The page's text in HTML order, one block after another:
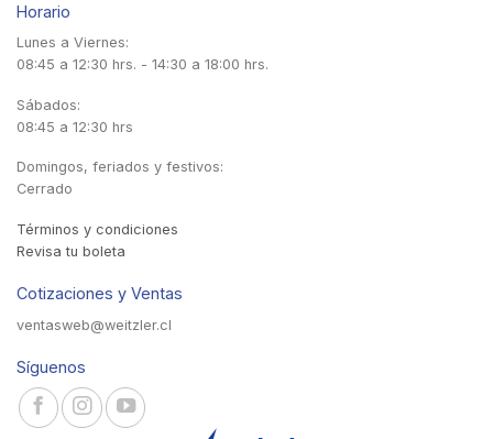
Horario
Lunes a Viernes:
08:45 a 12:30 hrs. - 14:30 a 18:00 hrs.
Sábados:
08:45 a 12:30 hrs
Domingos, feriados y festivos:
Cerrado
Términos y condiciones
Revisa tu boleta
Cotizaciones y Ventas
ventasweb@weitzler.cl
Síguenos